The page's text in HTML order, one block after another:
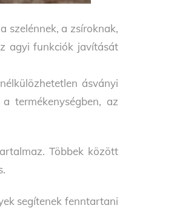
szelénnek, a zsíroknak,
agyi funkciók javítását
ásványi
termékenységben, az
Többek között
segítenek fenntartani